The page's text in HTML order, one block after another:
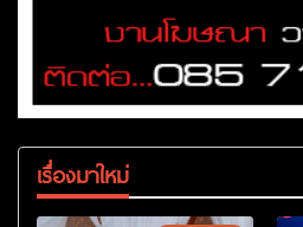
เรื่องมาใหม่